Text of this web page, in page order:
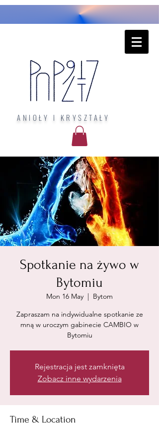
ANIOŁY I KRYSZTAŁY
Spotkanie na żywo w
Bytomiu
Mon 16 May
  |
Bytom
Zapraszam na indywidualne spotkanie ze
mną w uroczym gabinecie CAMBIO w
Bytomiu
Rejestracja jest zamknięta
Zobacz inne wydarzenia
Time & Location